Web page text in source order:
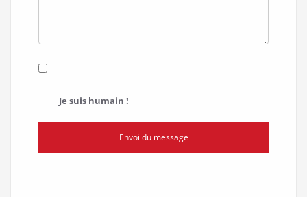
Je suis humain !
Envoi du message